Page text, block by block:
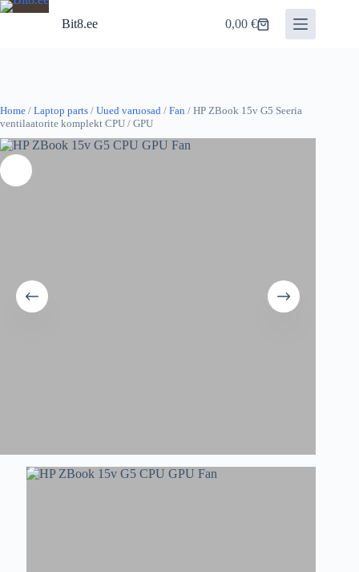
Skip
Bit8.ee
Shopping
0,00€
Home / Laptop parts / Uued varuosad / Fan / HP ZBook 15v G5 Seeria
ventilaatorite komplekt CPU / GPU